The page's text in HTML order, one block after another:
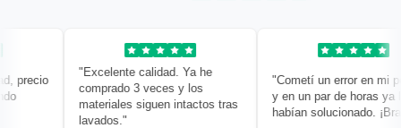
"Excelente calidad. Ya he
comprado 3 veces y los
materiales siguen intactos tras
lavados."
"Cometí un error en mi
y en un par de horas ya lo
habían solucionado.